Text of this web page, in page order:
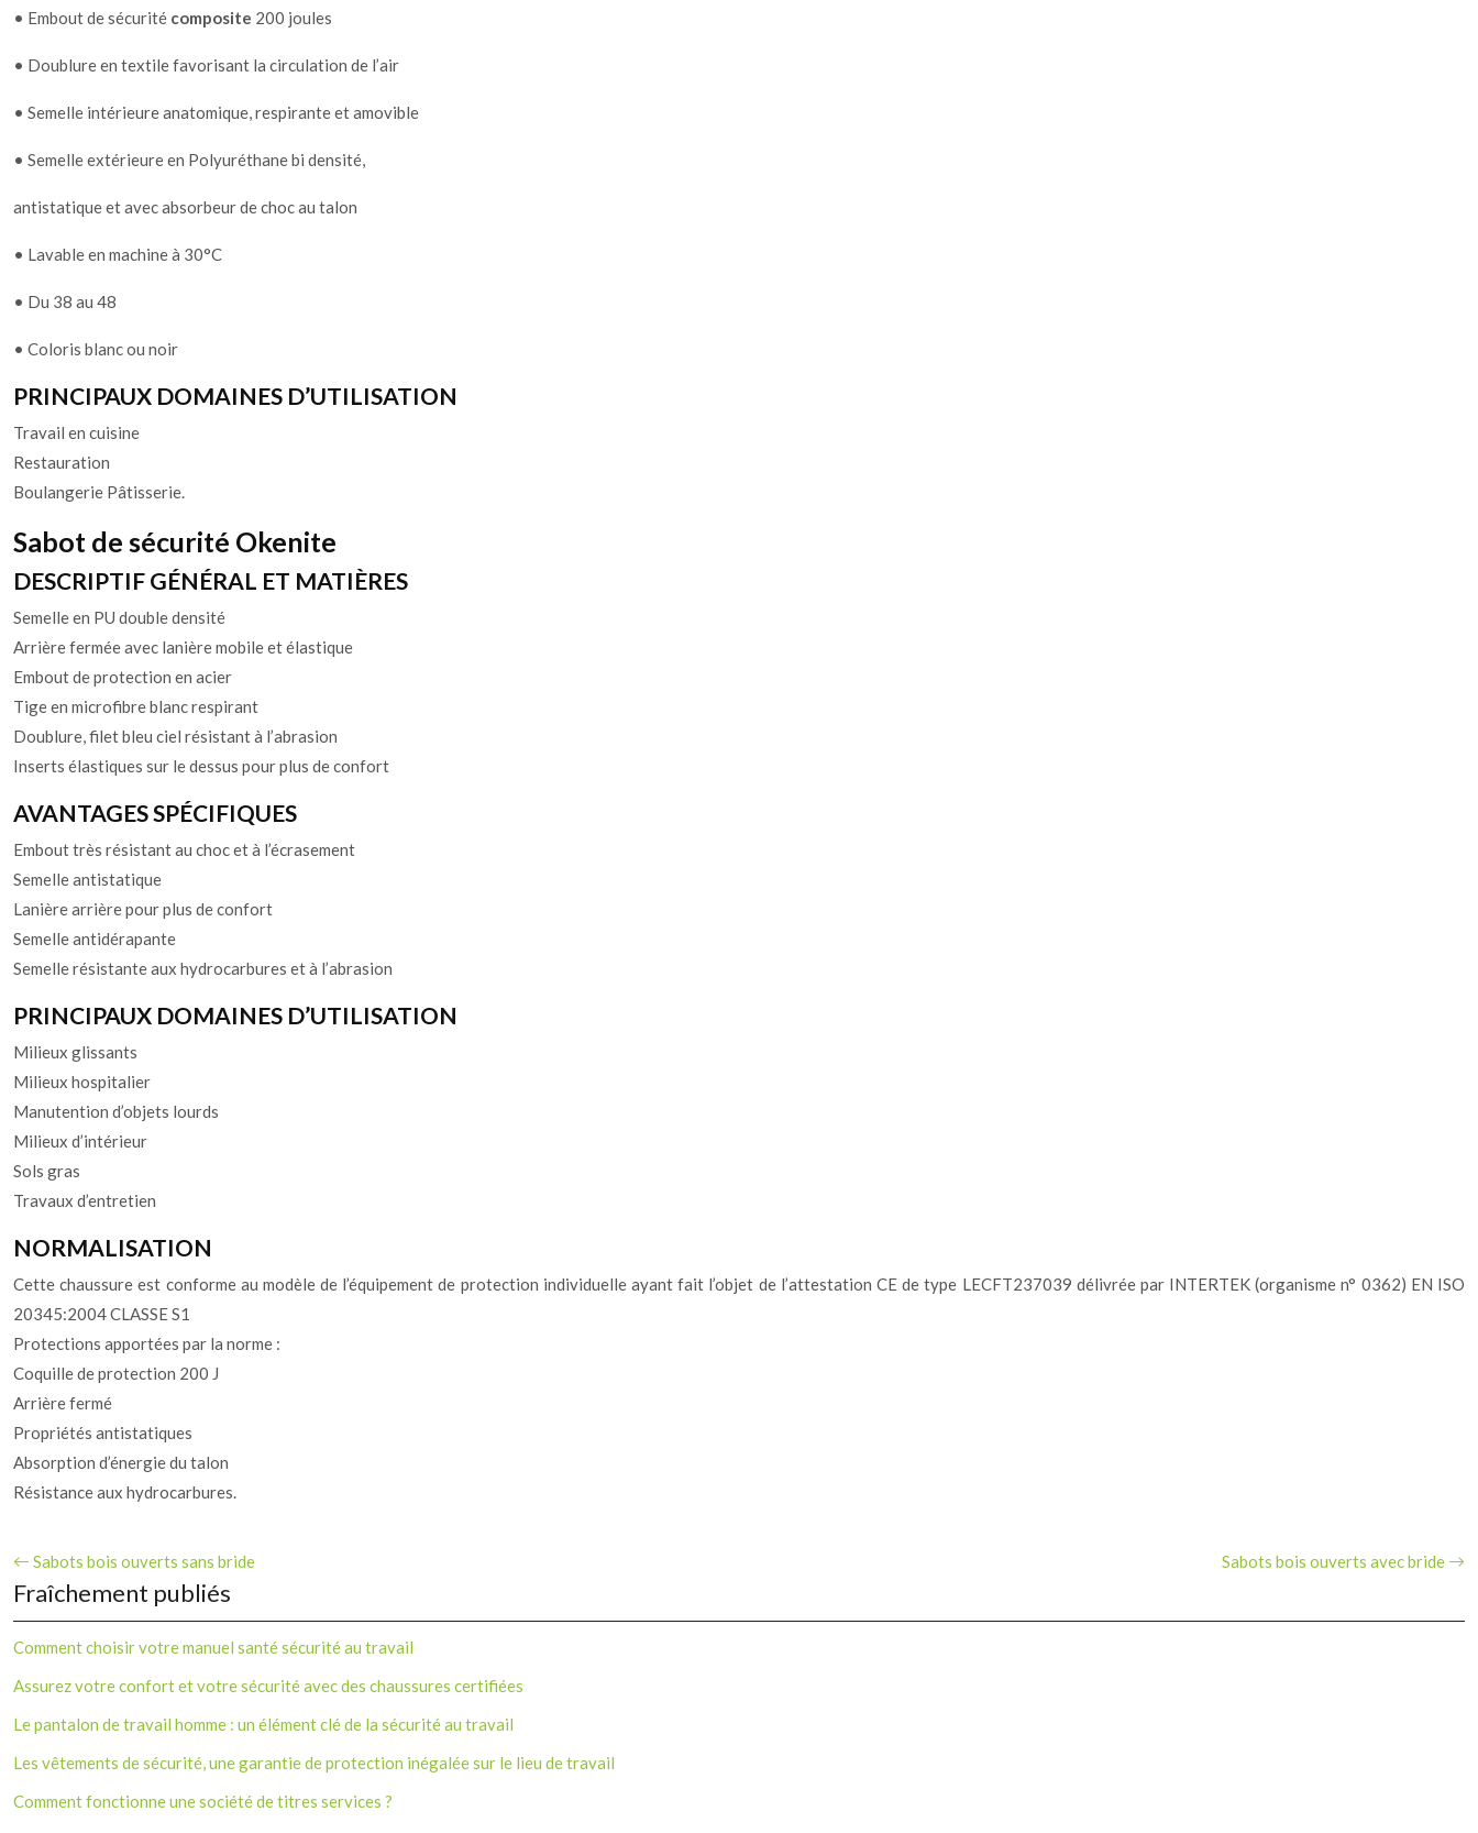
• Embout de sécurité composite 200 joules
• Doublure en textile favorisant la circulation de l’air
• Semelle intérieure anatomique, respirante et amovible
• Semelle extérieure en Polyuréthane bi densité,
antistatique et avec absorbeur de choc au talon
• Lavable en machine à 30°C
• Du 38 au 48
• Coloris blanc ou noir
PRINCIPAUX DOMAINES D’UTILISATION
Travail en cuisine
Restauration
Boulangerie Pâtisserie.
Sabot de sécurité Okenite
DESCRIPTIF GÉNÉRAL ET MATIÈRES
Semelle en PU double densité
Arrière fermée avec lanière mobile et élastique
Embout de protection en acier
Tige en microfibre blanc respirant
Doublure, filet bleu ciel résistant à l’abrasion
Inserts élastiques sur le dessus pour plus de confort
AVANTAGES SPÉCIFIQUES
Embout très résistant au choc et à l’écrasement
Semelle antistatique
Lanière arrière pour plus de confort
Semelle antidérapante
Semelle résistante aux hydrocarbures et à l’abrasion
PRINCIPAUX DOMAINES D’UTILISATION
Milieux glissants
Milieux hospitalier
Manutention d’objets lourds
Milieux d’intérieur
Sols gras
Travaux d’entretien
NORMALISATION
Cette chaussure est conforme au modèle de l’équipement de protection individuelle ayant fait l’objet de l’attestation CE de type LECFT237039 délivrée par INTERTEK (organisme n° 0362) EN ISO
20345:2004 CLASSE S1
Protections apportées par la norme :
Coquille de protection 200 J
Arrière fermé
Propriétés antistatiques
Absorption d’énergie du talon
Résistance aux hydrocarbures.
Sabots bois ouverts sans bride Sabots bois ouverts avec bride
Fraîchement publiés
Comment choisir votre manuel santé sécurité au travail
Assurez votre confort et votre sécurité avec des chaussures certifiées
Le pantalon de travail homme : un élément clé de la sécurité au travail
Les vêtements de sécurité, une garantie de protection inégalée sur le lieu de travail
Comment fonctionne une société de titres services ?